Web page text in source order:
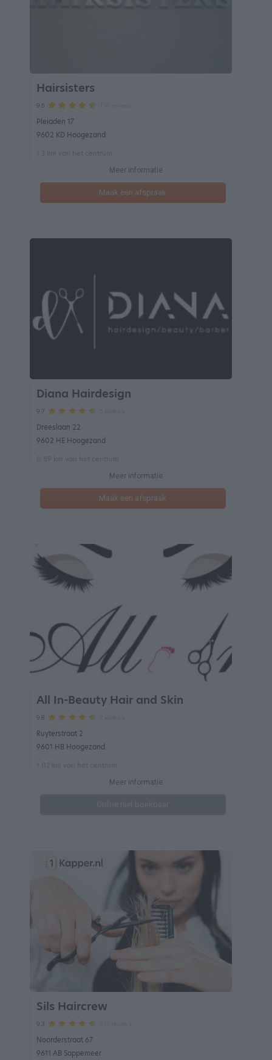
Hairsisters
9.5
Pleiaden 17
9602 KD Hoogezand
Meer informatie
Maak een afspraak
Diana Hairdesign
9.7
Dreeslaan 22
9602 HE Hoogezand
Meer informatie
Maak een afspraak
All In-Beauty Hair and Skin
9.8
Ruyterstraat 2
9601 HB Hoogezand
Meer informatie
Sils Haircrew
9.3
Noorderstraat 67
9611 AB Sappemeer